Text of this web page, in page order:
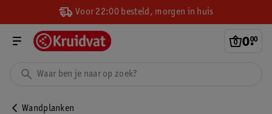
Voor 22:00 besteld, morgen in huis
0.
00
Wandplanken